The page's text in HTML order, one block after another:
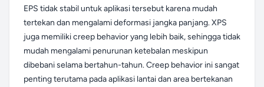
EPS tidak stabil untuk aplikasi tersebut karena mudah
tertekan dan mengalami deformasi jangka panjang. XPS
juga memiliki creep behavior yang lebih baik, sehingga tidak
mudah mengalami penurunan ketebalan meskipun
dibebani selama bertahun-tahun. Creep behavior ini sangat
penting terutama pada aplikasi lantai dan area bertekanan